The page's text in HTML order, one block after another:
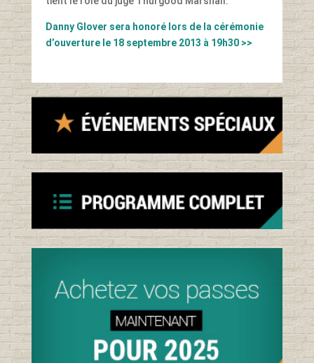
Danny Glover sera honoré lors de la cérémonie
d’ouverture le 18 septembre 2013 à 19h30 >>